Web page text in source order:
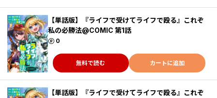
【単話版】『ライフで受けてライフで殴る』これぞ
私の必勝法@COMIC 第1話
0
ポイント
無料で読む カートに追加
【単話版】『ライフで受けてライフで殴る』これぞ